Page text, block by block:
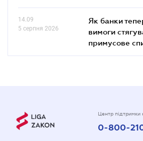
14.09
5 серпня 2026
Як банки
вимоги
примусове
Центр підтримки
0-800-